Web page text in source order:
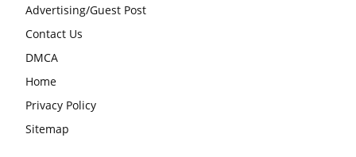
Advertising/Guest Post
Contact Us
DMCA
Home
Privacy Policy
Sitemap